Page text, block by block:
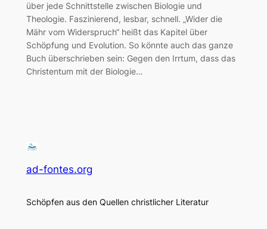
über jede Schnittstelle zwischen Biologie und
Theologie. Faszinierend, lesbar, schnell. „Wider die
Mähr vom Widerspruch“ heißt das Kapitel über
Schöpfung und Evolution. So könnte auch das ganze
Buch überschrieben sein: Gegen den Irrtum, dass das
Christentum mit der Biologie…
ad-fontes.org
Schöpfen aus den Quellen christlicher Literatur